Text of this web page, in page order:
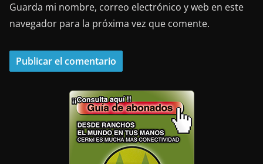
Guarda mi nombre, correo electrónico y web en este
navegador para la próxima vez que comente.